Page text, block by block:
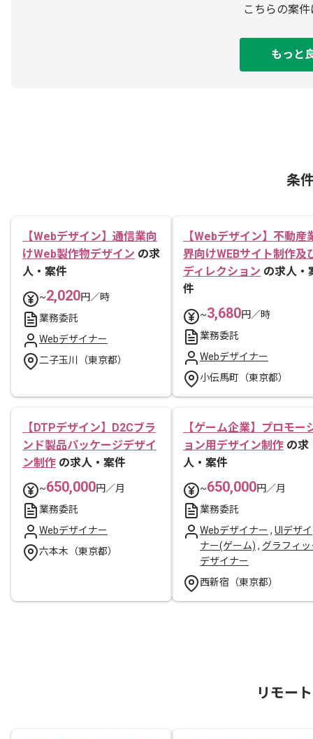
こちらの案
もっと
条
【Webデザイン】通信業向
けWeb製作物デザイン の求
人・案件
~2,020円／時
業務委託
Webデザイナー
二子玉川（東京都）
【Webデザイン】不動産
界向けWEBサイト制作及
ディレクション の求人・
件
~3,680円／時
業務委託
Webデザイナー
小伝馬町（東京都）
【DTPデザイン】D2Cブラ
ンド製品パッケージデザイ
ン制作 の求人・案件
~650,000円／月
業務委託
Webデザイナー
六本木（東京都）
【ゲーム企業】プロモー
ョン用デザイン制作 の求
人・案件
~650,000円／月
業務委託
Webデザイナー , UIデザイ
ナー(ゲーム) , グラフィッ
デザイナー
西新宿（東京都）
リモー